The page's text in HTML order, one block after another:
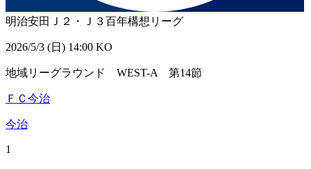
明治安田Ｊ２・Ｊ３百年構想リーグ
2026/5/3 (日) 14:00 KO
地域リーグラウンド WEST-A 第14節
ＦＣ今治
今治
1